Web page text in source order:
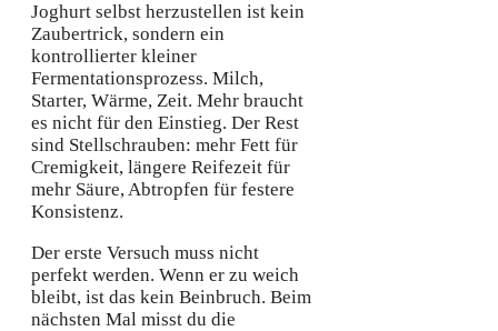
Joghurt selbst herzustellen ist kein
Zaubertrick, sondern ein
kontrollierter kleiner
Fermentationsprozess. Milch,
Starter, Wärme, Zeit. Mehr braucht
es nicht für den Einstieg. Der Rest
sind Stellschrauben: mehr Fett für
Cremigkeit, längere Reifezeit für
mehr Säure, Abtropfen für festere
Konsistenz.
Der erste Versuch muss nicht
perfekt werden. Wenn er zu weich
bleibt, ist das kein Beinbruch. Beim
nächsten Mal misst du die